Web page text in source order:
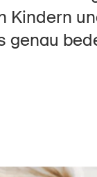
Kindern
genau